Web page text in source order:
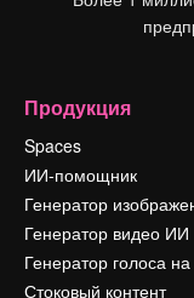
Продукция
Spaces
ИИ-помощник
Генератор
Генератор видео ИИ
Генератор голоса
Стоковый контент